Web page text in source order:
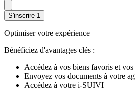
S'inscrire 1
Optimiser votre expérience
Bénéficiez d'avantages clés :
Accédez à vos biens favoris et vos
Envoyez vos documents à votre
Accédez à votre i-SUIVI